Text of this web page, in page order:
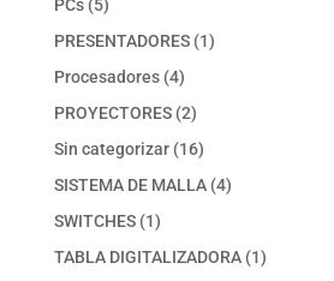
PCs 5
productos
PRESENTADORES 11
Procesadores 44
productos
PROYECTORES 22
productos
Sin categorizar 1616
productos
SISTEMA DE MALLA 44
SWITCHES 11
producto
TABLA DIGITALIZADORA 11